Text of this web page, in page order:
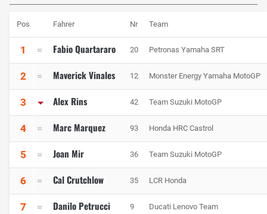
Pos Fahrer Nr Team
1 Fabio Quartararo 20 Petronas Yamaha SRT
2 Maverick Vinales 12 Monster Energy Yamaha MotoGP
3 Alex Rins 42 Team Suzuki MotoGP
4 Marc Marquez 93 Honda HRC Castrol
5 Joan Mir 36 Team Suzuki MotoGP
6 Cal Crutchlow 35 LCR Honda
7 Danilo Petrucci 9 Ducati Lenovo Team